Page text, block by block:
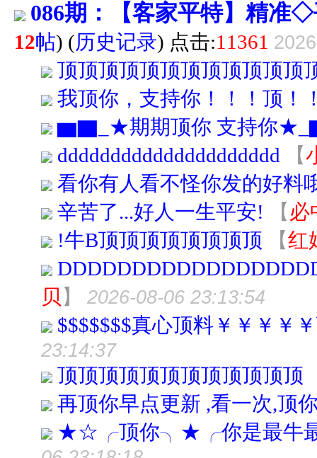
086期：【客家平特】精准
12帖) (历史记录) 点击:11361
顶顶顶顶顶顶顶顶顶顶顶顶
我顶你，支持你！！！顶！
▆▇_★期期顶你 支持你
ddddddddddddddddddddd
【
看你有人看不怪你发的好料
辛苦了...好人一生平安!
【 必
!牛B顶顶顶顶顶顶顶顶
【红
贝 】 2026-08-06 23:13:54
$$$$$$$真心顶料￥￥￥￥
23:14:37
顶顶顶顶顶顶顶顶顶顶顶顶
再顶你早点更新 ,看一次,顶
★☆╭顶你╮★╭你是最